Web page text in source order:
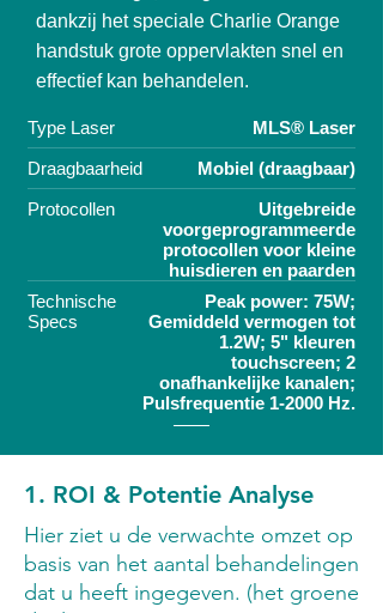
dankzij het speciale Charlie Orange
handstuk grote oppervlakten snel en
effectief kan behandelen.
Type Laser
MLS® Laser
Draagbaarheid
Mobiel (draagbaar)
Protocollen
Uitgebreide
voorgeprogrammeerde
protocollen voor kleine
huisdieren en paarden
Technische
Specs
Peak power: 75W;
Gemiddeld vermogen tot
1.2W; 5" kleuren
touchscreen; 2
onafhankelijke kanalen;
Pulsfrequentie 1-2000 Hz.
1. ROI & Potentie Analyse
Hier ziet u de verwachte omzet op
basis van het aantal behandelingen
dat u heeft ingegeven. (het groene